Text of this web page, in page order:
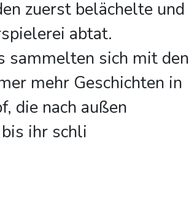
zuerst belächelte und
abtat.
sammelten sich mit den
mehr Geschichten in
die nach außen
ihr schli